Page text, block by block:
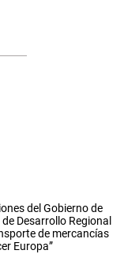
del Gobierno de
Desarrollo Regional
de mercancías
Europa”